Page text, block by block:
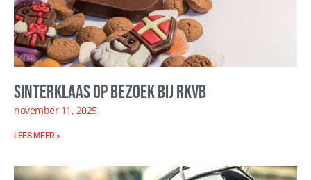
Sinterklaas op bezoek bij RKVB
november 11, 2025
LEES MEER »